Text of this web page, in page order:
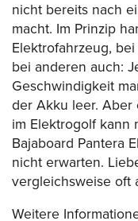
nicht bereits nach
macht. Im Prinzip
Elektrofahrzeug,
bei anderen auch:
Geschwindigkeit
der Akku leer. Aber
im Elektrogolf kann
Bajaboard Pantera
nicht erwarten.
vergleichsweise oft
Weitere